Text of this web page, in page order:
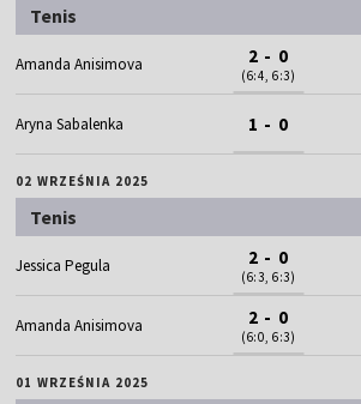
Tenis
Amanda Anisimova 2 - 0
(6:4, 6:3)
Aryna Sabalenka 1 - 0
02 WRZEŚNIA 2025
Tenis
Jessica Pegula 2 - 0
(6:3, 6:3)
Amanda Anisimova 2 - 0
(6:0, 6:3)
01 WRZEŚNIA 2025